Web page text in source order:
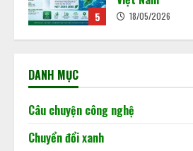
trong nước:
kinh tế xanh
29/06/2026
2
nhượng tín chỉ
khung pháp lý
DANH MỤC
Câu chuyện công nghệ
Chuyển đổi xanh